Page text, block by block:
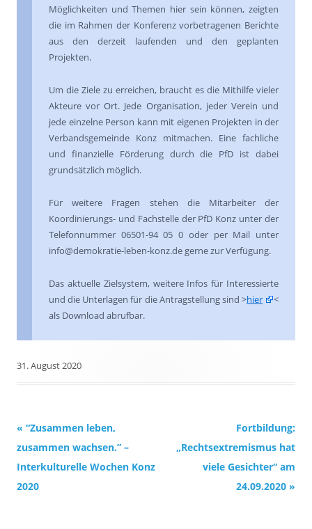
Möglichkeiten und Themen hier sein können, zeigten
die im Rahmen der Konferenz vorbetragenen Berichte
aus den derzeit laufenden und den geplanten
Projekten.
Um die Ziele zu erreichen, braucht es die Mithilfe vieler
Akteure vor Ort. Jede Organisation, jeder Verein und
jede einzelne Person kann mit eigenen Projekten in der
Verbandsgemeinde Konz mitmachen. Eine fachliche
und finanzielle Förderung durch die PfD ist dabei
grundsätzlich möglich.
Für weitere Fragen stehen die Mitarbeiter der
Koordinierungs- und Fachstelle der PfD Konz unter der
Telefonnummer 06501-94 05 0 oder per Mail unter
info@demokratie-leben-konz.de gerne zur Verfügung.
Das aktuelle Zielsystem, weitere Infos für Interessierte
und die Unterlagen für die Antragstellung sind >hier
<
als Download abrufbar.
31. August 2020
Beitrags-
Navigation
« “Zusammen leben,
zusammen wachsen.” –
Interkulturelle Wochen Konz
2020
Fortbildung:
„Rechtsextremismus hat
viele Gesichter“ am
24.09.2020 »